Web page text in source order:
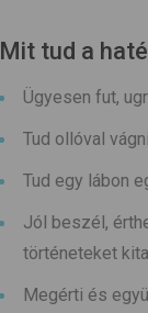
Mit tud a
Ügyesen fut,
Tud ollóval
Tud egy lábon
Jól beszél,
történeteket
Megérti és